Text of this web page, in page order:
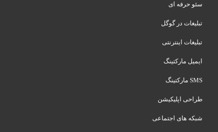
سئو حرفه ای
تبلیغات در گوگل
تبلیغات اینترنتی
ایمیل مارکتینگ
SMS مارکتینگ
طراحی اپلیکیشن
شبکه های اجتماعی